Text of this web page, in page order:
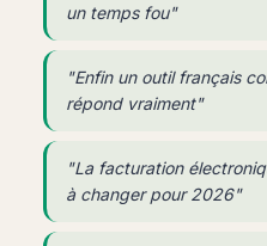
un temps fou"
"Enfin un outil français
répond vraiment"
"La facturation
à changer pour 2026"